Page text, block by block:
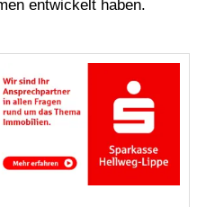
entwickelt haben.